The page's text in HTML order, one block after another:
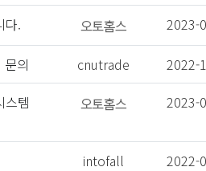
다. 2023-
문의 cnutrade
2022-
스템
2023-
intofall 2022-